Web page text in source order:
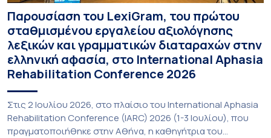
Παρουσίαση του LexiGram, του πρώτου
σταθμισμένου εργαλείου αξιολόγησης
λεξικών και γραμματικών διαταραχών στην
ελληνική αφασία, στο International Aphasia
Rehabilitation Conference 2026
Στις 2 Ιουλίου 2026, στο πλαίσιο του International Aphasia
Rehabilitation Conference (IARC) 2026 (1-3 Ιουλίου), που
πραγματοποιήθηκε στην Αθήνα, η καθηγήτρια του